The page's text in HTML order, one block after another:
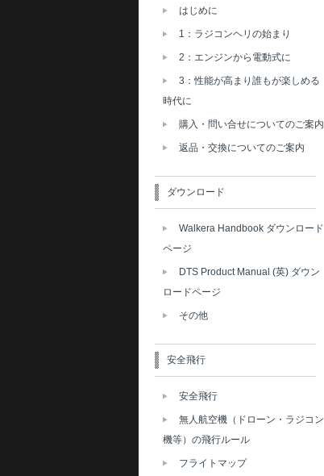
はじめに
1：ラジコンヘリの始まり
2：エンジンから電動式に
3：性能が高まり誰もが楽しめる
時代に
購入・問い合せについてのご案内
返品・交換についてのご案内
ダウンロード
Walkera Handbook ダウンロード
ページ
DTS Product Manual (英) ダウン
ロードページ
その他
安全飛行
安全飛行
無人航空機（ドローン・ラジコン
機等）の飛行ルール
フライトマップ